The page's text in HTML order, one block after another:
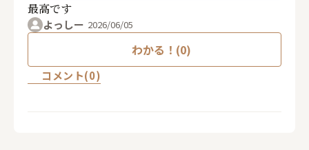
最高です
よっしー 2026/06/05
わかる！(0)
コメント(0)